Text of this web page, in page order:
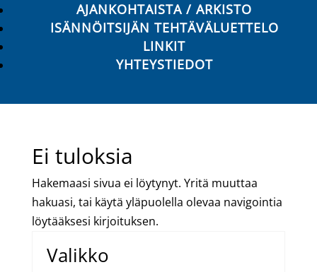
AJANKOHTAISTA / ARKISTO
ISÄNNÖITSIJÄN TEHTÄVÄLUETTELO
LINKIT
YHTEYSTIEDOT
Ei tuloksia
Hakemaasi sivua ei löytynyt. Yritä muuttaa
hakuasi, tai käytä yläpuolella olevaa navigointia
löytääksesi kirjoituksen.
Valikko